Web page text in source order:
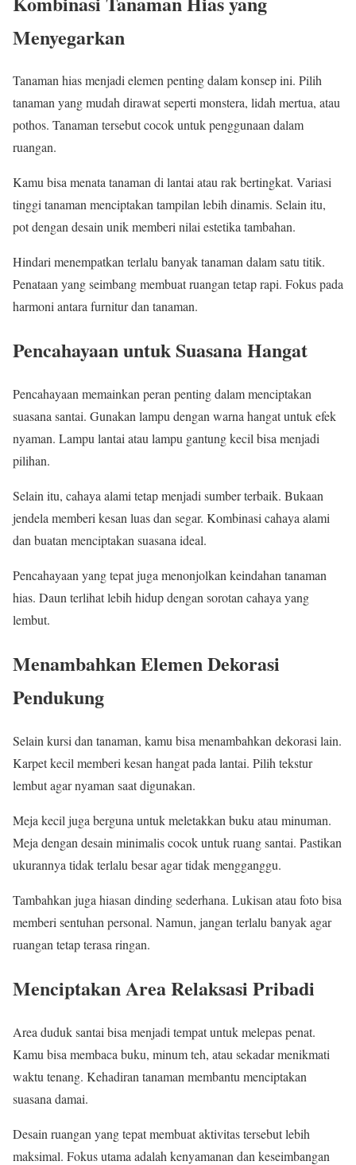
Menyegarkan
Tanaman hias menjadi elemen penting dalam konsep ini. Pilih
tanaman yang mudah dirawat seperti monstera, lidah mertua, atau
pothos. Tanaman tersebut cocok untuk penggunaan dalam
ruangan.
Kamu bisa menata tanaman di lantai atau rak bertingkat. Variasi
tinggi tanaman menciptakan tampilan lebih dinamis. Selain itu,
pot dengan desain unik memberi nilai estetika tambahan.
Hindari menempatkan terlalu banyak tanaman dalam satu titik.
Penataan yang seimbang membuat ruangan tetap rapi. Fokus pada
harmoni antara furnitur dan tanaman.
Pencahayaan untuk Suasana Hangat
Pencahayaan memainkan peran penting dalam menciptakan
suasana santai. Gunakan lampu dengan warna hangat untuk efek
nyaman. Lampu lantai atau lampu gantung kecil bisa menjadi
pilihan.
Selain itu, cahaya alami tetap menjadi sumber terbaik. Bukaan
jendela memberi kesan luas dan segar. Kombinasi cahaya alami
dan buatan menciptakan suasana ideal.
Pencahayaan yang tepat juga menonjolkan keindahan tanaman
hias. Daun terlihat lebih hidup dengan sorotan cahaya yang
lembut.
Menambahkan Elemen Dekorasi
Pendukung
Selain kursi dan tanaman, kamu bisa menambahkan dekorasi lain.
Karpet kecil memberi kesan hangat pada lantai. Pilih tekstur
lembut agar nyaman saat digunakan.
Meja kecil juga berguna untuk meletakkan buku atau minuman.
Meja dengan desain minimalis cocok untuk ruang santai. Pastikan
ukurannya tidak terlalu besar agar tidak mengganggu.
Tambahkan juga hiasan dinding sederhana. Lukisan atau foto bisa
memberi sentuhan personal. Namun, jangan terlalu banyak agar
ruangan tetap terasa ringan.
Menciptakan Area Relaksasi Pribadi
Area duduk santai bisa menjadi tempat untuk melepas penat.
Kamu bisa membaca buku, minum teh, atau sekadar menikmati
waktu tenang. Kehadiran tanaman membantu menciptakan
suasana damai.
Desain ruangan yang tepat membuat aktivitas tersebut lebih
maksimal. Fokus utama adalah kenyamanan dan keseimbangan